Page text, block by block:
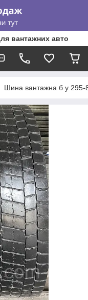
вантажних авто
Шина вантажна б у 295-